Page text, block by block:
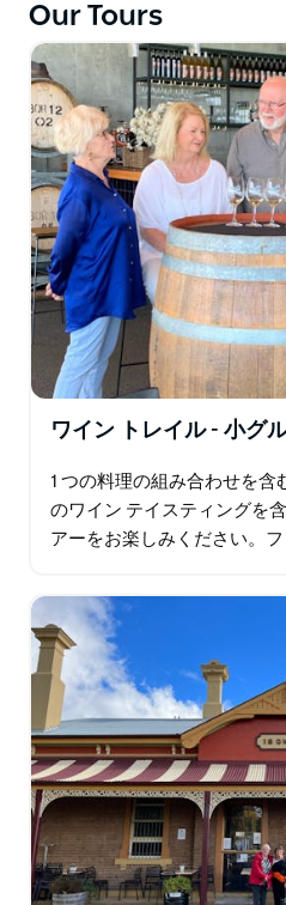
Our Tours
ワイン トレイル - 小グ
1 つの料理の組み合わせを含
のワイン テイスティングを
アーをお楽しみください。
隠れた宝石セラーの扉をい